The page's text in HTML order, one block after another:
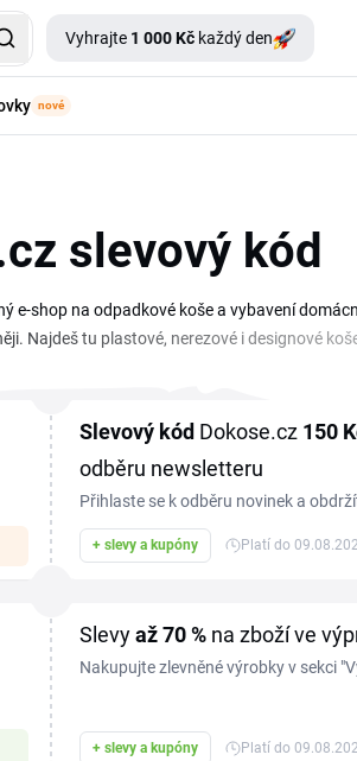
Vyhrajte 1 000 Kč každý den
nové
slevový kód
e-shop na odpadkové koše a vybavení
Najdeš tu plastové, nerezové i designové
ať ti neuteče žádná akce.
Slevový kód Dokose.cz 150
odběru newsletteru
Přihlaste se k odběru novinek a
první objednávku nad 1 599 Kč.
+ slevy a kupóny Platí do
Slevyaž 70 % na zboží ve
Nakupujte zlevněné výrobky v sekci
+ slevy a kupóny Platí do